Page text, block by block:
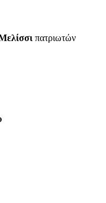
πατριωτών